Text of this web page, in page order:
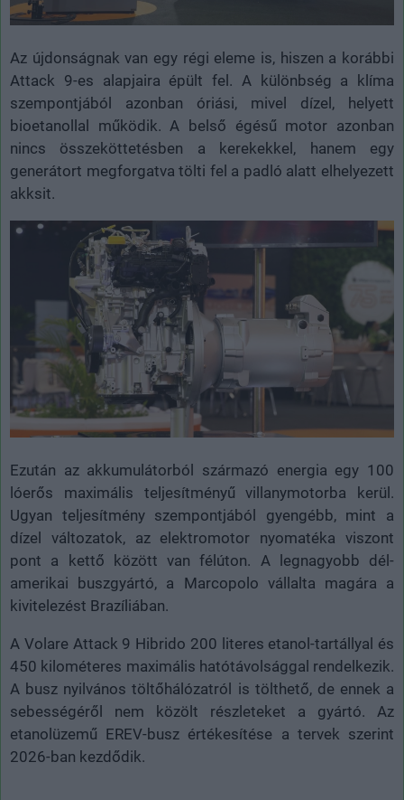
Az újdonságnak van egy régi eleme is, hiszen a korábbi
Attack 9-es alapjaira épült fel. A különbség a klíma
szempontjából azonban óriási, mivel dízel, helyett
bioetanollal működik. A belső égésű motor azonban
nincs összeköttetésben a kerekekkel, hanem egy
generátort megforgatva tölti fel a padló alatt elhelyezett
akksit.
Ezután az akkumulátorból származó energia egy 100
lóerős maximális teljesítményű villanymotorba kerül.
Ugyan teljesítmény szempontjából gyengébb, mint a
dízel változatok, az elektromotor nyomatéka viszont
pont a kettő között van félúton. A legnagyobb dél-
amerikai buszgyártó, a Marcopolo vállalta magára a
kivitelezést Brazíliában.
A Volare Attack 9 Hibrido 200 literes etanol-tartállyal és
450 kilométeres maximális hatótávolsággal rendelkezik.
A busz nyilvános töltőhálózatról is tölthető, de ennek a
sebességéről nem közölt részleteket a gyártó. Az
etanolüzemű EREV-busz értékesítése a tervek szerint
2026-ban kezdődik.